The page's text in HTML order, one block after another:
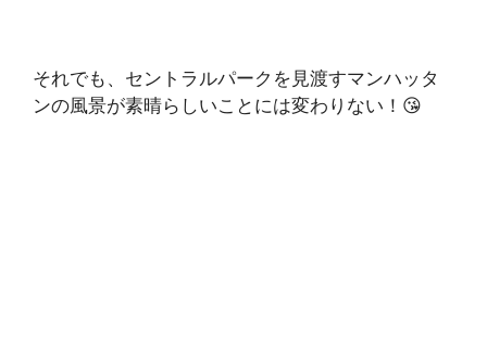
それでも、セントラルパークを見渡すマンハッタ
ンの風景が素晴らしいことには変わりない！😘